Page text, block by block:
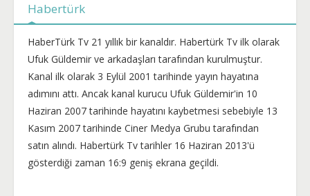
Habertürk
HaberTürk Tv 21 yıllık bir kanaldır. Habertürk Tv ilk olarak
Ufuk Güldemir ve arkadaşları tarafından kurulmuştur.
Kanal ilk olarak 3 Eylül 2001 tarihinde yayın hayatına
adımını attı. Ancak kanal kurucu Ufuk Güldemir'in 10
Haziran 2007 tarihinde hayatını kaybetmesi sebebiyle 13
Kasım 2007 tarihinde Ciner Medya Grubu tarafından
satın alındı. Habertürk Tv tarihler 16 Haziran 2013'ü
gösterdiği zaman 16:9 geniş ekrana geçildi.